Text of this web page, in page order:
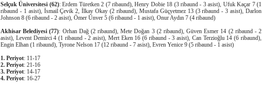
Selçuk Üniversitesi (62): Erdem Türetken 2 (7 ribaund), Henry Dobie 18 (3 ribaund - 3 asist), Ufuk Kaçar 7 (1
ribaund - 1 asist), İsmail Çevik 2, İlkay Okay (2 ribaund), Mustafa Güçyetmez 13 (3 ribaund - 3 asist), Darlon
Johnson 8 (6 ribaund - 2 asist), Ömer Ünver 5 (6 ribaund - 1 asist), Onur Aydın 7 (4 ribaund)
Akhisar Belediyesi (77): Orhan Dağ (2 ribaund), Mete Doğan 3 (2 ribaund), Güven Esmer 14 (2 ribaund - 2
asist), Levent Demirci 4 (1 ribaund - 2 asist), Mert Eken 16 (6 ribaund - 3 asist), Can Terzioğlu 14 (6 ribaund),
Engin Elhan (1 ribaund), Tyrone Nelson 17 (12 ribaund - 7 asist), Evren Yenice 9 (5 ribaund - 1 asist)
1. Periyot: 11-17
2. Periyot: 21-16
3. Periyot: 14-17
4. Periyot: 16-27